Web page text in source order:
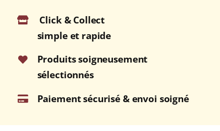
Bouteille
75cl
Click & Collect
simple et rapide
Produits soigneusement
sélectionnés
Paiement sécurisé & envoi soigné